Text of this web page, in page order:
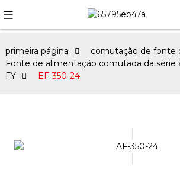
primeira página
comutação de fonte
Fonte de alimentação comutada da série
FY
EF-350-24